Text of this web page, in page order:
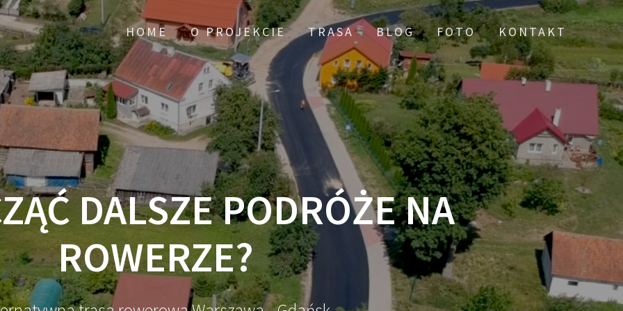
HOME O PROJEKCIE TRASA BLOG FOTO KONTAKT
DALSZE PODRÓŻE NA
ROWERZE?